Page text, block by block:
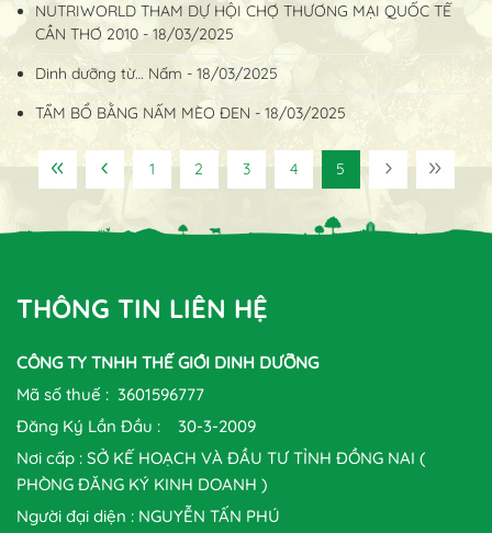
NUTRIWORLD THAM DỰ HỘI CHỢ THƯƠNG MẠI QUỐC TẾ
CẦN THƠ 2010 - 18/03/2025
Dinh dưỡng từ… Nấm - 18/03/2025
TẨM BỔ BẰNG NẤM MÈO ĐEN - 18/03/2025
1 2 3 4 5
THÔNG TIN LIÊN HỆ
CÔNG TY TNHH THẾ GIỚI DINH DƯỠNG
Mã số thuế : 3601596777
Đăng Ký Lần Đầu : 30-3-2009
Nơi cấp : SỞ KẾ HOẠCH VÀ ĐẦU TƯ TỈNH ĐỒNG NAI (
PHÒNG ĐĂNG KÝ KINH DOANH )
Người đại diện : NGUYỄN TẤN PHÚ